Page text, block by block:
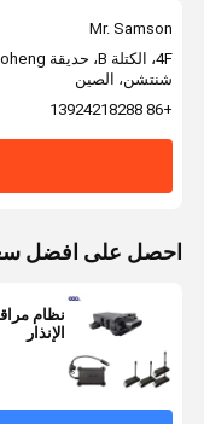
Mr. Samson
شنتشن، الصين
+86 13924218288
احصل على افضل
الإنذار